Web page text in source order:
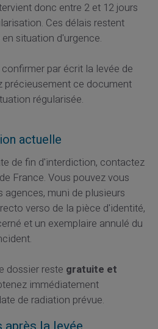
donc entre 2 et 12 jours
Ces délais restent
situation d'urgence.
par écrit la levée de
précieusement ce document
régularisée.
actuelle
de fin d'interdiction, contactez
France. Vous pouvez vous
agences, muni de plusieurs
verso de la pièce d'identité,
et un exemplaire annulé du
dossier reste gratuite et
immédiatement
de radiation prévue.